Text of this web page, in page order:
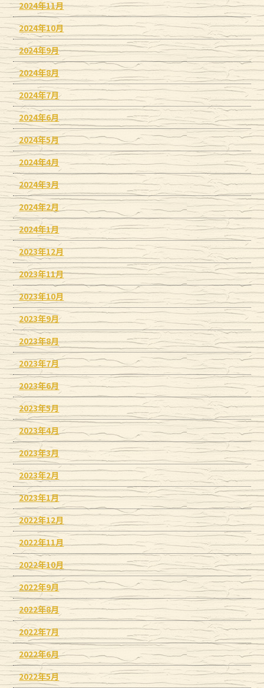
2024年11月
2024年10月
2024年9月
2024年8月
2024年7月
2024年6月
2024年5月
2024年4月
2024年3月
2024年2月
2024年1月
2023年12月
2023年11月
2023年10月
2023年9月
2023年8月
2023年7月
2023年6月
2023年5月
2023年4月
2023年3月
2023年2月
2023年1月
2022年12月
2022年11月
2022年10月
2022年9月
2022年8月
2022年7月
2022年6月
2022年5月